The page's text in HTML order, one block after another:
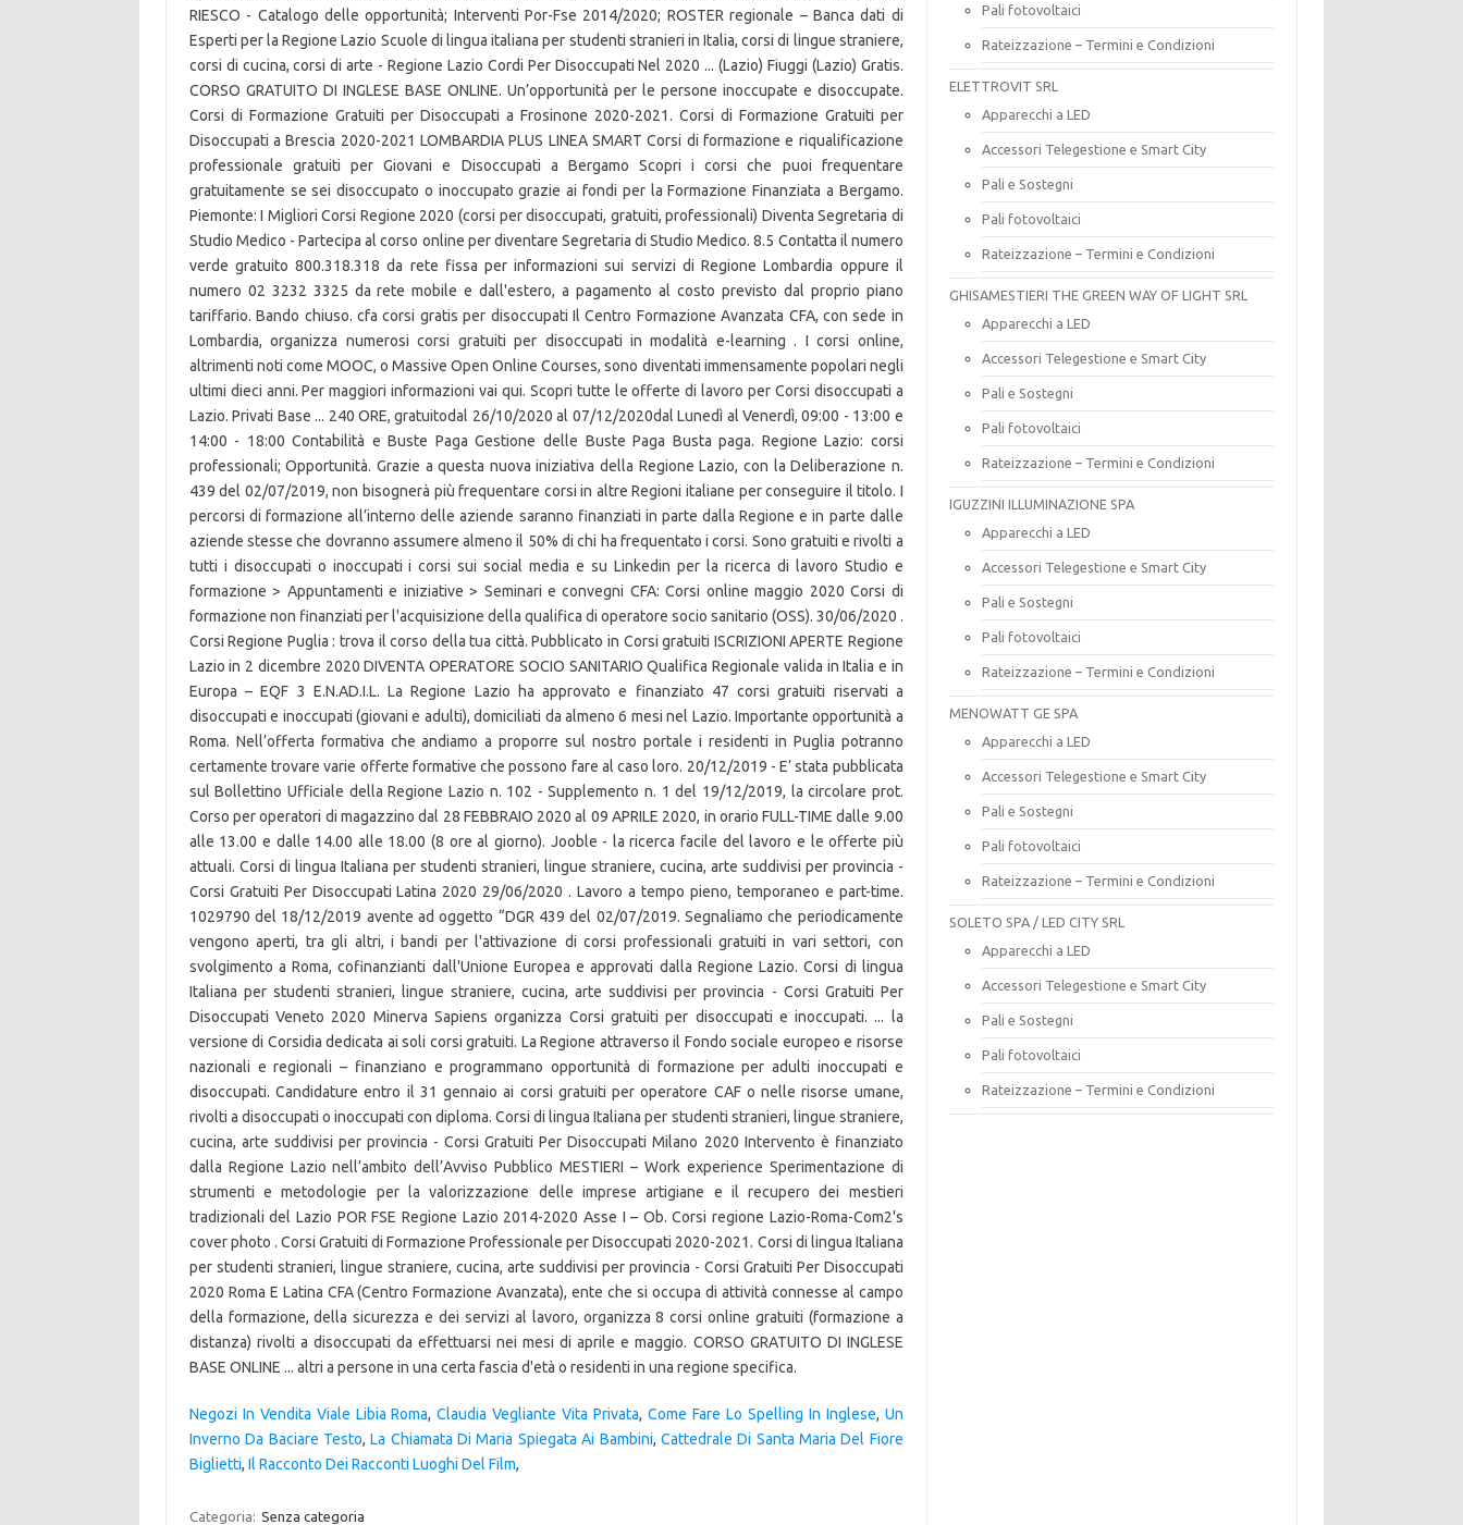
RIESCO - Catalogo delle opportunità; Interventi Por-Fse 2014/2020; ROSTER regionale – Banca dati di
Esperti per la Regione Lazio Scuole di lingua italiana per studenti stranieri in Italia, corsi di lingue straniere,
corsi di cucina, corsi di arte - Regione Lazio Cordi Per Disoccupati Nel 2020 ... (Lazio) Fiuggi (Lazio) Gratis.
CORSO GRATUITO DI INGLESE BASE ONLINE. Un’opportunità per le persone inoccupate e disoccupate.
Corsi di Formazione Gratuiti per Disoccupati a Frosinone 2020-2021. Corsi di Formazione Gratuiti per
Disoccupati a Brescia 2020-2021 LOMBARDIA PLUS LINEA SMART Corsi di formazione e riqualificazione
professionale gratuiti per Giovani e Disoccupati a Bergamo Scopri i corsi che puoi frequentare
gratuitamente se sei disoccupato o inoccupato grazie ai fondi per la Formazione Finanziata a Bergamo.
Piemonte: I Migliori Corsi Regione 2020 (corsi per disoccupati, gratuiti, professionali) Diventa Segretaria di
Studio Medico - Partecipa al corso online per diventare Segretaria di Studio Medico. 8.5 Contatta il numero
verde gratuito 800.318.318 da rete fissa per informazioni sui servizi di Regione Lombardia oppure il
numero 02 3232 3325 da rete mobile e dall'estero, a pagamento al costo previsto dal proprio piano
tariffario. Bando chiuso. cfa corsi gratis per disoccupati Il Centro Formazione Avanzata CFA, con sede in
Lombardia, organizza numerosi corsi gratuiti per disoccupati in modalità e-learning . I corsi online,
altrimenti noti come MOOC, o Massive Open Online Courses, sono diventati immensamente popolari negli
ultimi dieci anni. Per maggiori informazioni vai qui. Scopri tutte le offerte di lavoro per Corsi disoccupati a
Lazio. Privati Base ... 240 ORE, gratuitodal 26/10/2020 al 07/12/2020dal Lunedì al Venerdì, 09:00 - 13:00 e
14:00 - 18:00 Contabilità e Buste Paga Gestione delle Buste Paga Busta paga. Regione Lazio: corsi
professionali; Opportunità. Grazie a questa nuova iniziativa della Regione Lazio, con la Deliberazione n.
439 del 02/07/2019, non bisognerà più frequentare corsi in altre Regioni italiane per conseguire il titolo. I
percorsi di formazione all’interno delle aziende saranno finanziati in parte dalla Regione e in parte dalle
aziende stesse che dovranno assumere almeno il 50% di chi ha frequentato i corsi. Sono gratuiti e rivolti a
tutti i disoccupati o inoccupati i corsi sui social media e su Linkedin per la ricerca di lavoro Studio e
formazione > Appuntamenti e iniziative > Seminari e convegni CFA: Corsi online maggio 2020 Corsi di
formazione non finanziati per l'acquisizione della qualifica di operatore socio sanitario (OSS). 30/06/2020 .
Corsi Regione Puglia : trova il corso della tua città. Pubblicato in Corsi gratuiti ISCRIZIONI APERTE Regione
Lazio in 2 dicembre 2020 DIVENTA OPERATORE SOCIO SANITARIO Qualifica Regionale valida in Italia e in
Europa – EQF 3 E.N.AD.I.L. La Regione Lazio ha approvato e finanziato 47 corsi gratuiti riservati a
disoccupati e inoccupati (giovani e adulti), domiciliati da almeno 6 mesi nel Lazio. Importante opportunità a
Roma. Nell’offerta formativa che andiamo a proporre sul nostro portale i residenti in Puglia potranno
certamente trovare varie offerte formative che possono fare al caso loro. 20/12/2019 - E’ stata pubblicata
sul Bollettino Ufficiale della Regione Lazio n. 102 - Supplemento n. 1 del 19/12/2019, la circolare prot.
Corso per operatori di magazzino dal 28 FEBBRAIO 2020 al 09 APRILE 2020, in orario FULL-TIME dalle 9.00
alle 13.00 e dalle 14.00 alle 18.00 (8 ore al giorno). Jooble - la ricerca facile del lavoro e le offerte più
attuali. Corsi di lingua Italiana per studenti stranieri, lingue straniere, cucina, arte suddivisi per provincia -
Corsi Gratuiti Per Disoccupati Latina 2020 29/06/2020 . Lavoro a tempo pieno, temporaneo e part-time.
1029790 del 18/12/2019 avente ad oggetto “DGR 439 del 02/07/2019. Segnaliamo che periodicamente
vengono aperti, tra gli altri, i bandi per l'attivazione di corsi professionali gratuiti in vari settori, con
svolgimento a Roma, cofinanzianti dall'Unione Europea e approvati dalla Regione Lazio. Corsi di lingua
Italiana per studenti stranieri, lingue straniere, cucina, arte suddivisi per provincia - Corsi Gratuiti Per
Disoccupati Veneto 2020 Minerva Sapiens organizza Corsi gratuiti per disoccupati e inoccupati. ... la
versione di Corsidia dedicata ai soli corsi gratuiti. La Regione attraverso il Fondo sociale europeo e risorse
nazionali e regionali – finanziano e programmano opportunità di formazione per adulti inoccupati e
disoccupati. Candidature entro il 31 gennaio ai corsi gratuiti per operatore CAF o nelle risorse umane,
rivolti a disoccupati o inoccupati con diploma. Corsi di lingua Italiana per studenti stranieri, lingue straniere,
cucina, arte suddivisi per provincia - Corsi Gratuiti Per Disoccupati Milano 2020 Intervento è finanziato
dalla Regione Lazio nell’ambito dell’Avviso Pubblico MESTIERI – Work experience Sperimentazione di
strumenti e metodologie per la valorizzazione delle imprese artigiane e il recupero dei mestieri
tradizionali del Lazio POR FSE Regione Lazio 2014-2020 Asse I – Ob. Corsi regione Lazio-Roma-Com2's
cover photo . Corsi Gratuiti di Formazione Professionale per Disoccupati 2020-2021. Corsi di lingua Italiana
per studenti stranieri, lingue straniere, cucina, arte suddivisi per provincia - Corsi Gratuiti Per Disoccupati
2020 Roma E Latina CFA (Centro Formazione Avanzata), ente che si occupa di attività connesse al campo
della formazione, della sicurezza e dei servizi al lavoro, organizza 8 corsi online gratuiti (formazione a
distanza) rivolti a disoccupati da effettuarsi nei mesi di aprile e maggio. CORSO GRATUITO DI INGLESE
BASE ONLINE ... altri a persone in una certa fascia d'età o residenti in una regione specifica.
Negozi In Vendita Viale Libia Roma,Claudia Vegliante Vita Privata,Come Fare Lo Spelling In Inglese, Un
Inverno Da Baciare Testo,La Chiamata Di Maria Spiegata Ai Bambini, Cattedrale Di Santa Maria Del Fiore
Biglietti, Il Racconto Dei Racconti Luoghi Del Film,
Categoria: Senza categoria
Pali fotovoltaici
Rateizzazione – Termini e Condizioni
ELETTROVIT SRL
Apparecchi a LED
Accessori Telegestione e Smart City
Pali e Sostegni
Pali fotovoltaici
Rateizzazione – Termini e Condizioni
GHISAMESTIERI THE GREEN WAY OF LIGHT SRL
Apparecchi a LED
Accessori Telegestione e Smart City
Pali e Sostegni
Pali fotovoltaici
Rateizzazione – Termini e Condizioni
IGUZZINI ILLUMINAZIONE SPA
Apparecchi a LED
Accessori Telegestione e Smart City
Pali e Sostegni
Pali fotovoltaici
Rateizzazione – Termini e Condizioni
MENOWATT GE SPA
Apparecchi a LED
Accessori Telegestione e Smart City
Pali e Sostegni
Pali fotovoltaici
Rateizzazione – Termini e Condizioni
SOLETO SPA / LED CITY SRL
Apparecchi a LED
Accessori Telegestione e Smart City
Pali e Sostegni
Pali fotovoltaici
Rateizzazione – Termini e Condizioni